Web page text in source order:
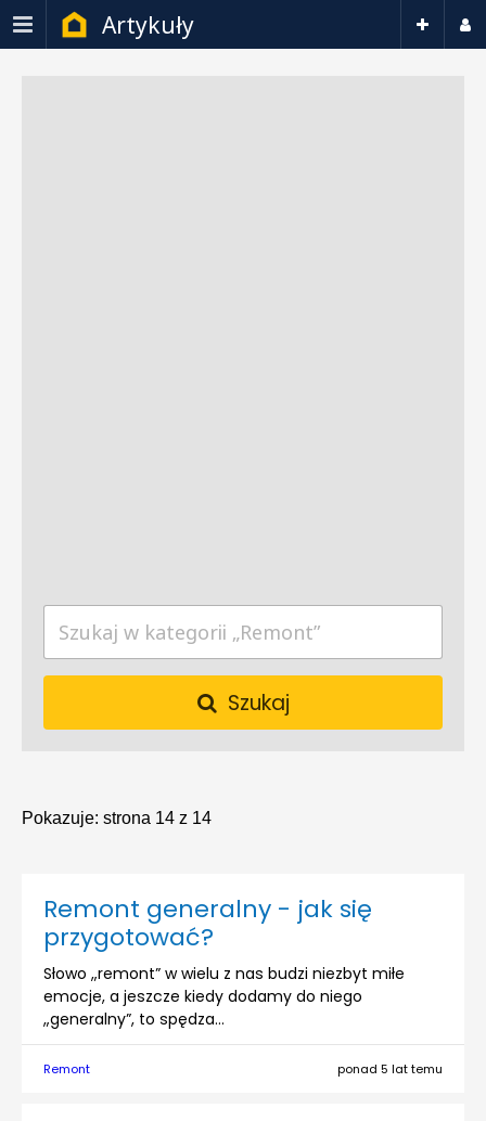
Artykuły
Szukaj
Pokazuje: strona 14 z 14
Remont generalny - jak się
przygotować?
Słowo „remont” w wielu z nas budzi niezbyt miłe
emocje, a jeszcze kiedy dodamy do niego
„generalny”, to spędza...
Remont ponad 5 lat temu